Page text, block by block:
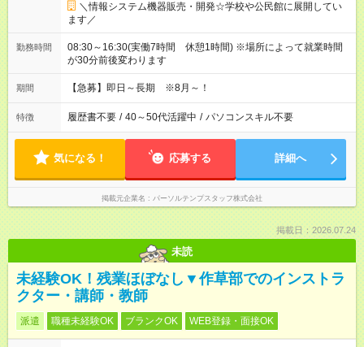
＼情報システム機器販売・開発☆学校や公民館に展開してい
ます／
勤務時間
08:30～16:30(実働7時間 休憩1時間) ※場所によって就業時間
が30分前後変わります
期間 【急募】即日～長期 ※8月～！
特徴 履歴書不要 / 40～50代活躍中 / パソコンスキル不要
気になる！ 応募する 詳細へ
掲載元企業名 パーソルテンプスタッフ株式会社
掲載日：2026.07.24
未読
未経験OK！残業ほぼなし▼作草部でのインストラ
クター・講師・教師
派遣 職種未経験OK ブランクOK WEB登録・面接OK